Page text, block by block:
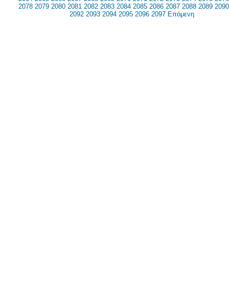
2078 2079 2080 2081 2082 2083 2084 2085 2086 2087 2088 2089 2090
2092 2093 2094 2095 2096 2097 Επόμενη